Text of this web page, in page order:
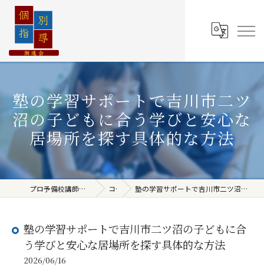
塾の学習サポートで吉川市二ツ
沼の子どもに合う学びと安心な
居場所を探す具体的な方法
プロ予備校講師の授業を完全個別で受けられる コラム 塾の学習サポートで吉川市二ツ沼の子どもに合う学びと安心な居場所を探す具体的な方法
塾の学習サポートで吉川市二ツ沼の子どもに合
う学びと安心な居場所を探す具体的な方法
2026/06/16